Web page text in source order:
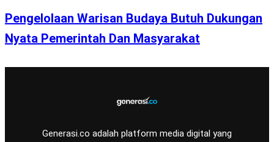
Pengelolaan Warisan Budaya Butuh Dukungan
Nyata Pemerintah Dan Masyarakat
Generasi.co adalah platform media digital yang